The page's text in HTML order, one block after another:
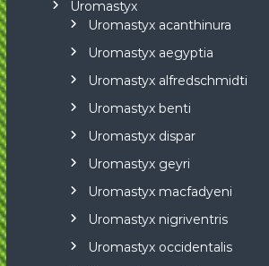
Uromastyx
Uromastyx acanthinura
Uromastyx aegyptia
Uromastyx alfredschmidti
Uromastyx benti
Uromastyx dispar
Uromastyx geyri
Uromastyx macfadyeni
Uromastyx nigriventris
Uromastyx occidentalis